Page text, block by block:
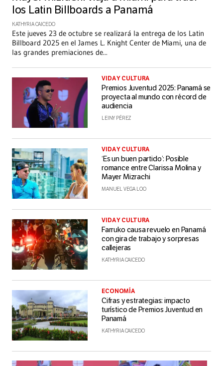
los Latin Billboards a Panamá
KATHYRIA CAICEDO
Este jueves 23 de octubre se realizará la entrega de los Latin
Billboard 2025 en el James L. Knight Center de Miami, una de
las grandes premiaciones de...
VIDA Y CULTURA
Premios Juventud 2025: Panamá se
proyecta al mundo con récord de
audiencia
LEINY PÉREZ
VIDA Y CULTURA
‘Es un buen partido’: Posible
romance entre Clarissa Molina y
Mayer Mizrachi
MANUEL VEGA LOO
VIDA Y CULTURA
Farruko causa revuelo en Panamá
con gira de trabajo y sorpresas
callejeras
KATHYRIA CAICEDO
ECONOMÍA
Cifras y estrategias: impacto
turístico de Premios Juventud en
Panamá
KATHYRIA CAICEDO